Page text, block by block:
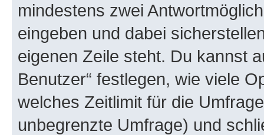
mindestens zwei
eingeben und dabei
eigenen Zeile steht. Du kannst
Benutzer“ festlegen, wie viele
welches Zeitlimit für die
unbegrenzte Umfrage) und